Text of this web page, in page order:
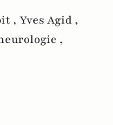
, Yves Agid ,
,